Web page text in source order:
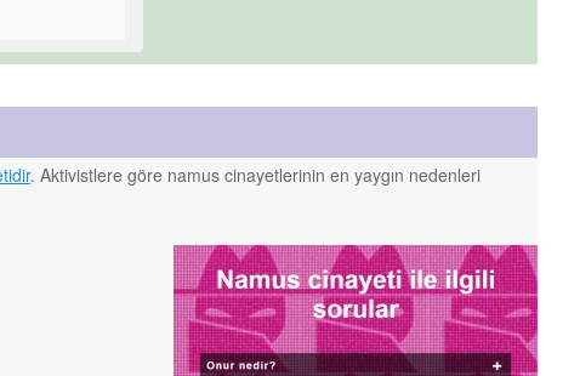
. Aktivistlere göre namus cinayetlerinin en yaygın nedenleri